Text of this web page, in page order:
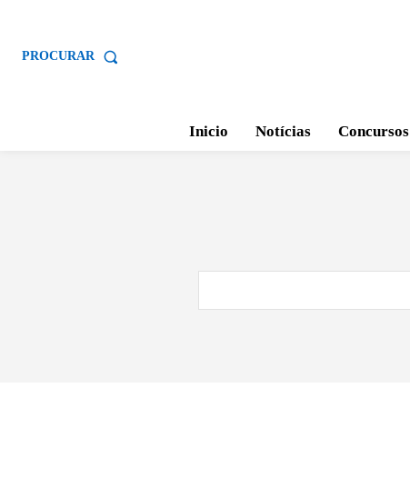
PROCURAR
Inicio Notícias Concursos